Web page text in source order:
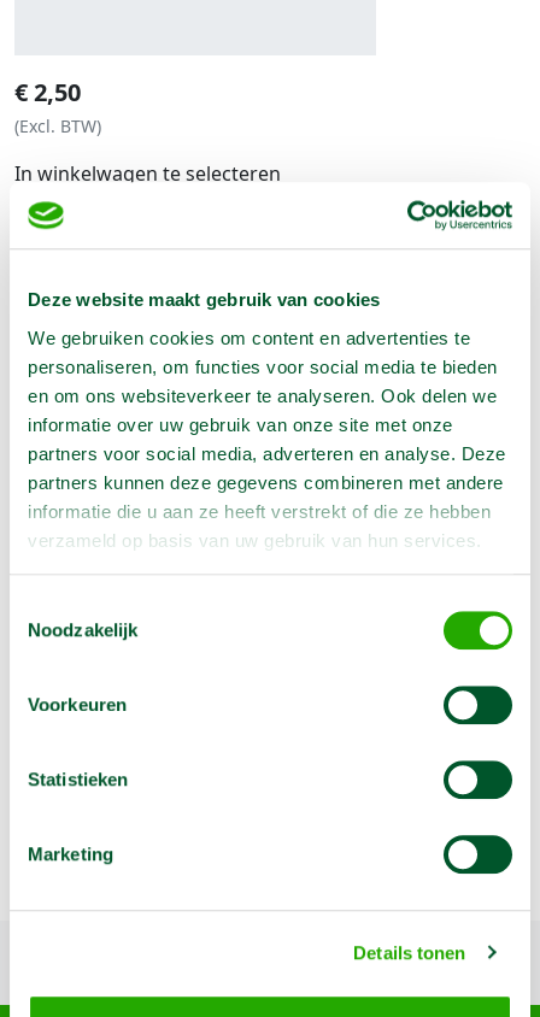
Deze website maakt gebruik van cookies
We gebruiken cookies om content en advertenties te
personaliseren, om functies voor social media te bieden
en om ons websiteverkeer te analyseren. Ook delen we
informatie over uw gebruik van onze site met onze
partners voor social media, adverteren en analyse. Deze
partners kunnen deze gegevens combineren met andere
informatie die u aan ze heeft verstrekt of die ze hebben
verzameld op basis van uw gebruik van hun services.
Noodzakelijk
Voorkeuren
Statistieken
Marketing
Details tonen
€2,50
(Excl. BTW)
In winkelwagen te selecteren
Geen klantenkaart wél korting
Bezorg-ophaal service
Avond van te voren halen; geen probleem
Specialistische machines
Producteigenschappen
Artikelnummer 1920743